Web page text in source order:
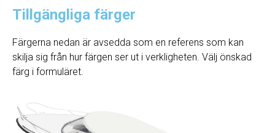
Tillgängliga färger
Färgerna nedan är avsedda som en referens som kan
skilja sig från hur färgen ser ut i verkligheten. Välj önskad
färg i formuläret.